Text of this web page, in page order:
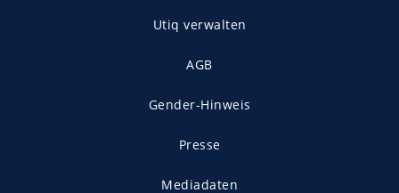
Utiq verwalten
AGB
Gender-Hinweis
Presse
Mediadaten